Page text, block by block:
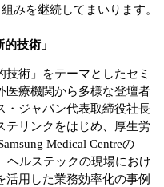
みを継続してまいります。
技術」
術」をテーマとしたセミ
医療機関から多様な登壇者
・ジャパン代表取締役社長
テリンクをはじめ、厚生労
Medical Centreの
ヘルステックの現場におけ
活用した業務効率化の事例